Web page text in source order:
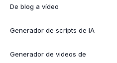
De blog a vídeo
Generador de scripts de IA
Generador de videos de